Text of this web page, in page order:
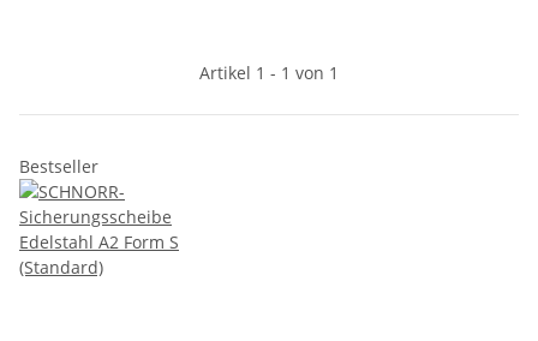
Artikel 1 - 1 von 1
Bestseller